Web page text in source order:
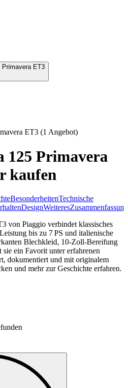
Primavera ET3
ET3 (1 Angebot)
125 Primavera
kaufen
BesonderheitenTechnische
DesignWeiteresZusammenfassung
von Piaggio verbindet klassisches
bis zu 7 PS und italienische
Blechkleid, 10-Zoll-Bereifung
ein Favorit unter erfahrenen
dokumentiert und mit originalem
und mehr zur Geschichte erfahren.